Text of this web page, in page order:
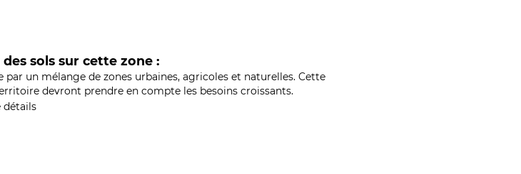
sols sur cette zone :
un mélange de zones urbaines, agricoles et naturelles. Cette
devront prendre en compte les besoins croissants.
détails